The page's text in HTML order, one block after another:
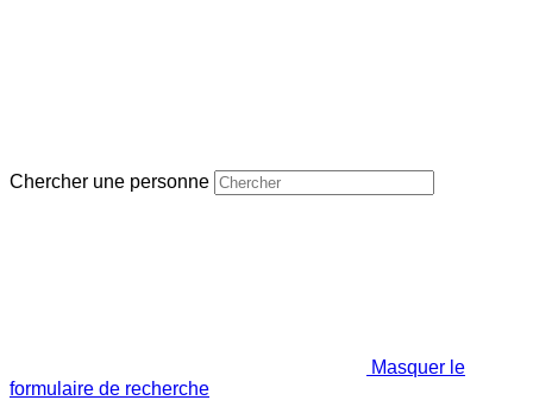
Chercher une personne
Masquer le
formulaire de recherche